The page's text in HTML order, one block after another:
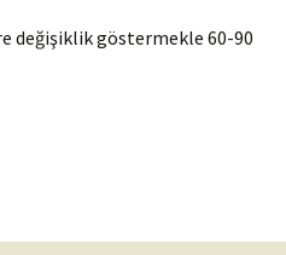
değişiklik göstermekle 60-90
Tekniği